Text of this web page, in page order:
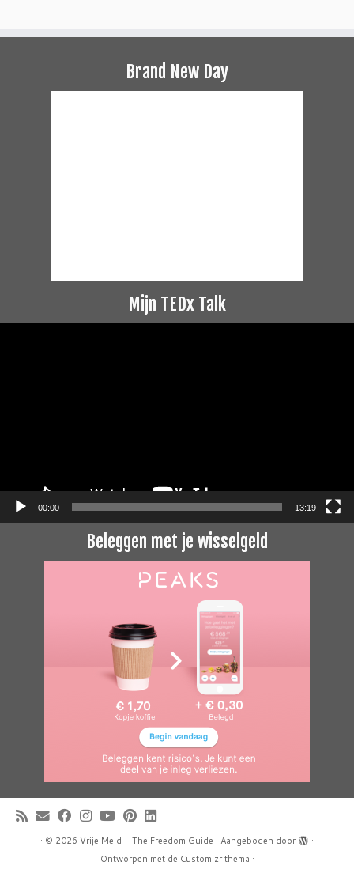
Brand New Day
Mijn TEDx Talk
00:00 13:19
Beleggen met je wisselgeld
· © 2026 Vrije Meid - The Freedom Guide · Aangeboden door
·
Ontworpen met de Customizr thema ·